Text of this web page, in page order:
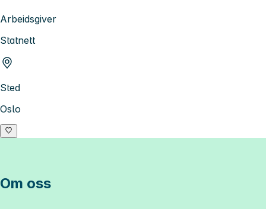
Arbeidsgiver
Statnett
Sted
Oslo
Om oss